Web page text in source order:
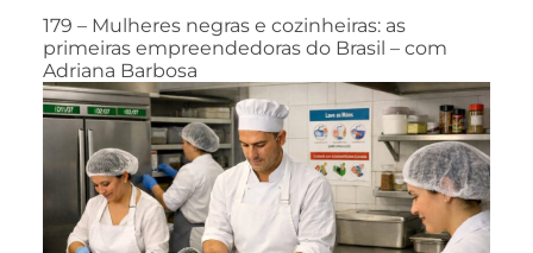
179 – Mulheres negras e cozinheiras: as
primeiras empreendedoras do Brasil – com
Adriana Barbosa